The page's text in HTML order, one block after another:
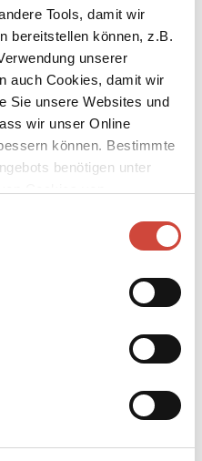
Tools, damit wir
bereitstellen können, z.B.
unserer
auch Cookies, damit wir
Sie unsere Websites und
wir unser Online
können. Bestimmte
benötigen unter
der Hoffnung: Höchste Freude
und Mißtrauen liegen
ihn ist diese Konkurrenz